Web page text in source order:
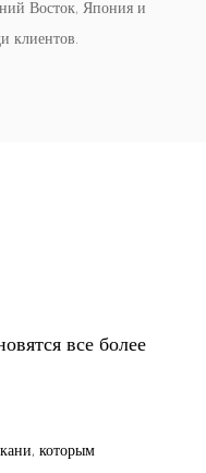
Восток, Япония и
клиентов.
матрасную ткань
самое важное